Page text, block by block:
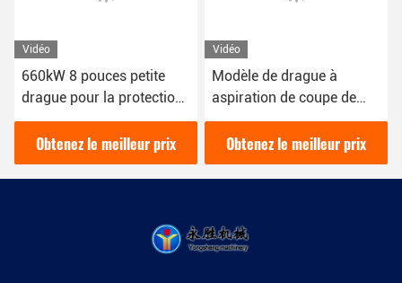
Vidéo
660kW 8 pouces petite
drague pour la protection
de l'environnement de
drague de rivière urbaine
Obtenez le meilleur prix
Vidéo
Modèle de drague à
aspiration de coupe de
tuyaux de 12 pouces avec
une puissance de 200
mètres cubes par heure
Obtenez le meilleur prix